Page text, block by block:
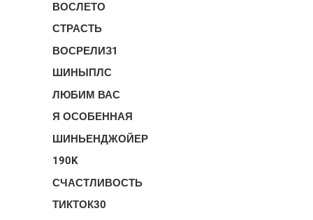
ВОСЛЕТО
СТРАСТЬ
ВОСРЕЛИЗ1
ШИНЫПЛС
ЛЮБИМ ВАС
Я ОСОБЕННАЯ
ШИНЬЕНДЖОЙЕР
190K
СЧАСТЛИВОСТЬ
ТИКТОК30